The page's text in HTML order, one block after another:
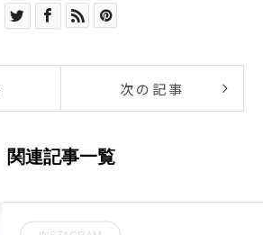
次の記事
関連記事一覧